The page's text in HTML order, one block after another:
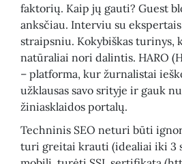
faktorių. Kaip jų gauti? Guest
anksčiau. Interviu su
straipsniu. Kokybiškas turinys,
natūraliai nori dalintis. HARO
– platforma, kur žurnalistai
užklausas savo srityje ir gauk
žiniasklaidos portalų.
Techninis SEO neturi būti
turi greitai krauti (idealiai iki 3